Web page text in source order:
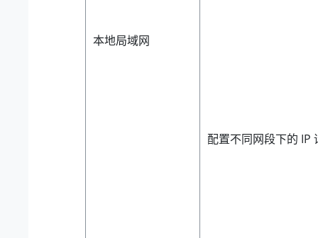
本地局域网
配置不同网段下的 IP